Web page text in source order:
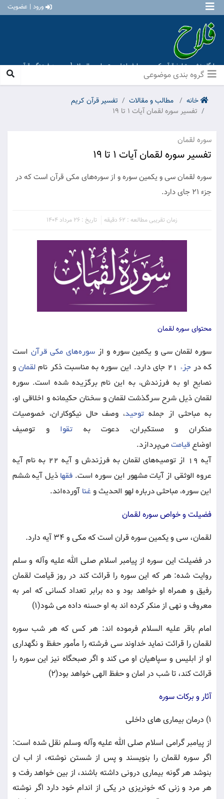
ورود | عضویت
پایگاه نشر و تبلیغ قرآن کریم و معارف اهل بیت علیهم السلام [ موسسه فرهنگی قرآن و
عترت منهاج عشق آباد ]
خانه مطالب و مقالات
تفسیر قرآن کریم
تفسیر سوره لقمان آیات 1 تا 19
سوره لقمان
تفسیر سوره لقمان آیات 1 تا 19
سوره لقمان سی و یکمین سوره و از سوره‌های مکی قرآن است که در
جزء ۲۱ جای دارد.
زمان تقریبی مطالعه : 62 دقیقه تاریخ : 26 مرداد 1404
محتوای سوره لقمان
سوره لقمانسی و یکمین سوره و ازسوره‌های مکی قرآن است
که درجزء لقمانو
نصایح او به فرزندش، به این نام برگزیده شده است. سوره
لقمان ذیل شرح سرگذشت لقمان و سخنان حکیمانه و اخلاقی او،
به مباحثی از جمله توحید، وصف حال نیکوکاران، خصوصیات
منکران و مستکبران، دعوت به تقوا و توصیف
اوضاع قیامت می‌پردازد.
آیه ۱۹ از توصیه‌های لقمان به فرزندش و آیه ۲۲ به نام آیه
عروه الوثقی از آیات مشهور این سوره است. فقها ذیل آیه ششم
این سوره، مباحثی درباره لهو الحدیث و غنا آورده‌اند.
فضیلت و خواص سوره لقمان
لقمان، سی و یکمین سوره قران است که مکی و 34 آیه دارد.
در فضیلت این سوره از پیامبر اسلام صلی الله علیه وآله و سلم
روایت شده: هر که این سوره را قرائت کند در روز قیامت لقمان
رفیق و همراه او خواهد بود و ده برابر تعداد کسانی که امر به
معروف و نهی از منکر کرده اند به او حسنه داده می شود(1)
امام باقر علیه السلام فرموده اند: هر کس که هر شب سوره
لقمان را قرائت نماید خداوند سی فرشته را مأمور حفظ و نگهداری
او از ابلیس و سپاهیان او می کند و اگر صبحگاه نیز این سوره را
قرائت کند، تا شب در امان و حفظ الهی خواهد بود(2)
آثار و برکات سوره
1) درمان بیماری های داخلی
از پیامبر گرامی اسلام صلی الله علیه وآله وسلم نقل شده است:
اگر سوره لقمان را بنویسند و پس از شستن نوشته، از اب ان
بنوشد هر گونه بیماری درونی داشته باشند، از بین خواهد رفت و
هر مرد و زنی که خونریزی در یکی از اندام خود دارد اگر نوشته